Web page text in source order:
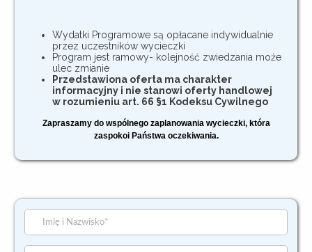
Wydatki Programowe są opłacane indywidualnie
przez uczestników wycieczki
Program jest ramowy- kolejność zwiedzania może
ulec zmianie
Przedstawiona oferta ma charakter
informacyjny i nie stanowi oferty handlowej
w rozumieniu art. 66 §1 Kodeksu Cywilnego
Zapraszamy do wspólnego zaplanowania wycieczki, która
zaspokoi Państwa oczekiwania.